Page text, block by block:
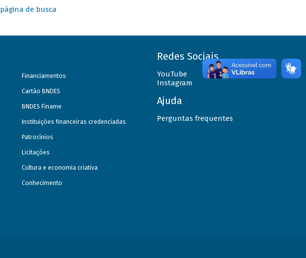
página de busca
Financiamentos
Cartão BNDES
BNDES Finame
Instituições financeiras credenciadas
Patrocínios
Licitações
Cultura e economia criativa
Conhecimento
Redes Sociais
YouTube
Instagram
Ajuda
Perguntas frequentes